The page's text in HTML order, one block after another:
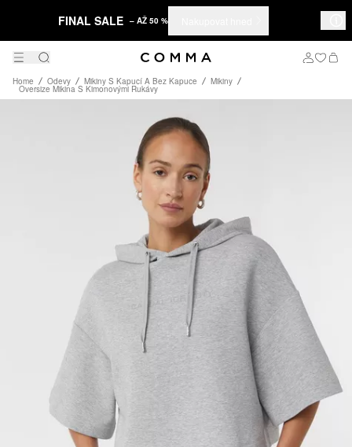
FINAL SALE – AŽ 50 %
Home Odevy Mikiny S Kapucí A Bez Kapuce Mikiny
Oversize Mikina S Kimonovými Rukávy